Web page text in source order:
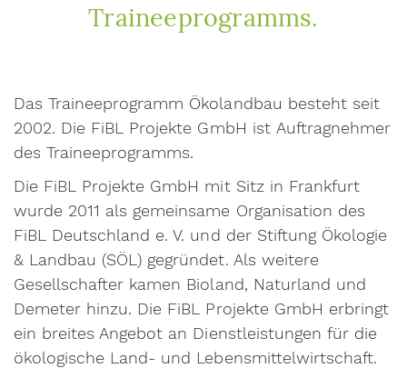
Traineeprogramms.
Das Traineeprogramm Ökolandbau besteht seit
2002. Die FiBL Projekte GmbH ist Auftragnehmer
des Traineeprogramms.
Die FiBL Projekte GmbH mit Sitz in Frankfurt
wurde 2011 als gemeinsame Organisation des
FiBL Deutschland e. V. und der Stiftung Ökologie
& Landbau (SÖL) gegründet. Als weitere
Gesellschafter kamen Bioland, Naturland und
Demeter hinzu. Die FiBL Projekte GmbH erbringt
ein breites Angebot an Dienstleistungen für die
ökologische Land- und Lebensmittelwirtschaft.